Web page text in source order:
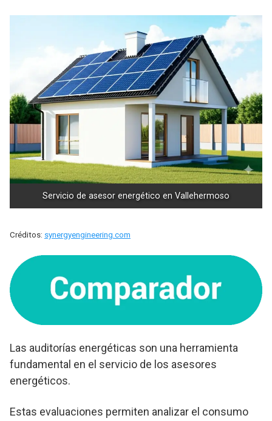
Servicio de asesor energético en Vallehermoso
Créditos: synergyengineering.com
Las auditorías energéticas son una herramienta
fundamental en el servicio de los asesores
energéticos.
Estas evaluaciones permiten analizar el consumo